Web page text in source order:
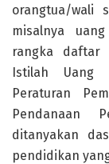
orangtua/wali
misalnya
rangka daftar
Istilah Uang
Peraturan
Pendanaan
ditanyakan
pendidikan